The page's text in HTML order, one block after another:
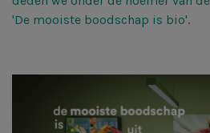
'De mooiste boodschap is bio'.